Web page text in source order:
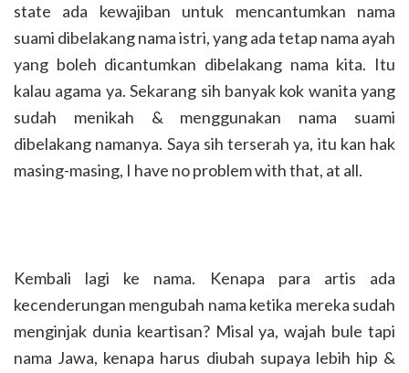
state ada kewajiban untuk mencantumkan nama
suami dibelakang nama istri, yang ada tetap nama ayah
yang boleh dicantumkan dibelakang nama kita. Itu
kalau agama ya. Sekarang sih banyak kok wanita yang
sudah menikah & menggunakan nama suami
dibelakang namanya. Saya sih terserah ya, itu kan hak
masing-masing, I have no problem with that, at all.
Kembali lagi ke nama. Kenapa para artis ada
kecenderungan mengubah nama ketika mereka sudah
menginjak dunia keartisan? Misal ya, wajah bule tapi
nama Jawa, kenapa harus diubah supaya lebih hip &